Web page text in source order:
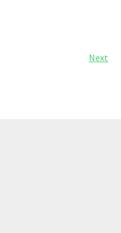
Next
Next